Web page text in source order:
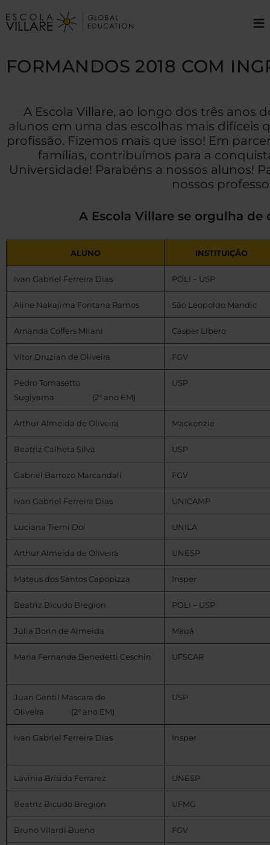
≡
FORMANDOS 2018 COM
A Escola Villare, ao longo dos três anos
alunos em uma das escolhas mais difíceis
profissão. Fizemos mais que isso! Em
famílias, contribuímos para a
Universidade! Parabéns a nossos alunos!
nossos
A Escola Villare se orgulha de
ALUNO INSTITUIÇÃO
Ivan Gabriel Ferreira Dias POLI – USP
Aline Nakajima Fontana Ramos São Leopoldo Mandic
Amanda Coffers Milani Cásper Líbero
Vítor Druzian de Oliveira FGV
Pedro Tomasetto
Sugiyama (2° ano EM)
USP
Arthur Almeida de Oliveira Mackenzie
Beatriz Calheta Silva USP
Gabriel Barrozo Marcandali FGV
Ivan Gabriel Ferreira Dias UNICAMP
Luciana Tiemi Doi UNILA
Arthur Almeida de Oliveira UNESP
Mateus dos Santos Capopizza Insper
Beatriz Bicudo Bregion POLI – USP
Júlia Borin de Almeida Mauá
Maria Fernanda Benedetti Ceschin UFSCAR
Juan Gentil Mascara de
Oliveira (2° ano EM)
USP
Ivan Gabriel Ferreira Dias Insper
Lavinia Brísida Ferrarez UNESP
Beatriz Bicudo Bregion UFMG
Bruno Vilardi Bueno FGV